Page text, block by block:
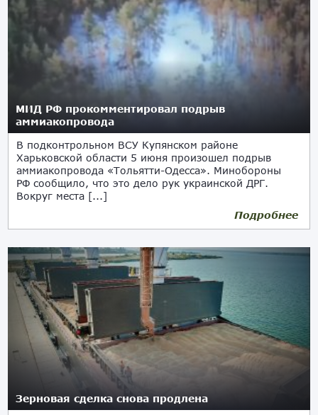
МИД РФ прокомментировал подрыв
аммиакопровода
В подконтрольном ВСУ Купянском районе
Харьковской области 5 июня произошел подрыв
аммиакопровода «Тольятти-Одесса». Минобороны
РФ сообщило, что это дело рук украинской ДРГ.
Вокруг места [...]
Подробнее
Зерновая сделка снова продлена